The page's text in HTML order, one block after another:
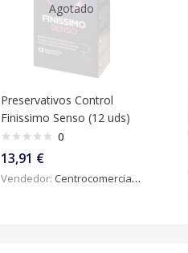
Agotado
Preservativos Control
Finissimo Senso (12 uds)
0
13,91 €
Vendedor: Centrocomercialdigital